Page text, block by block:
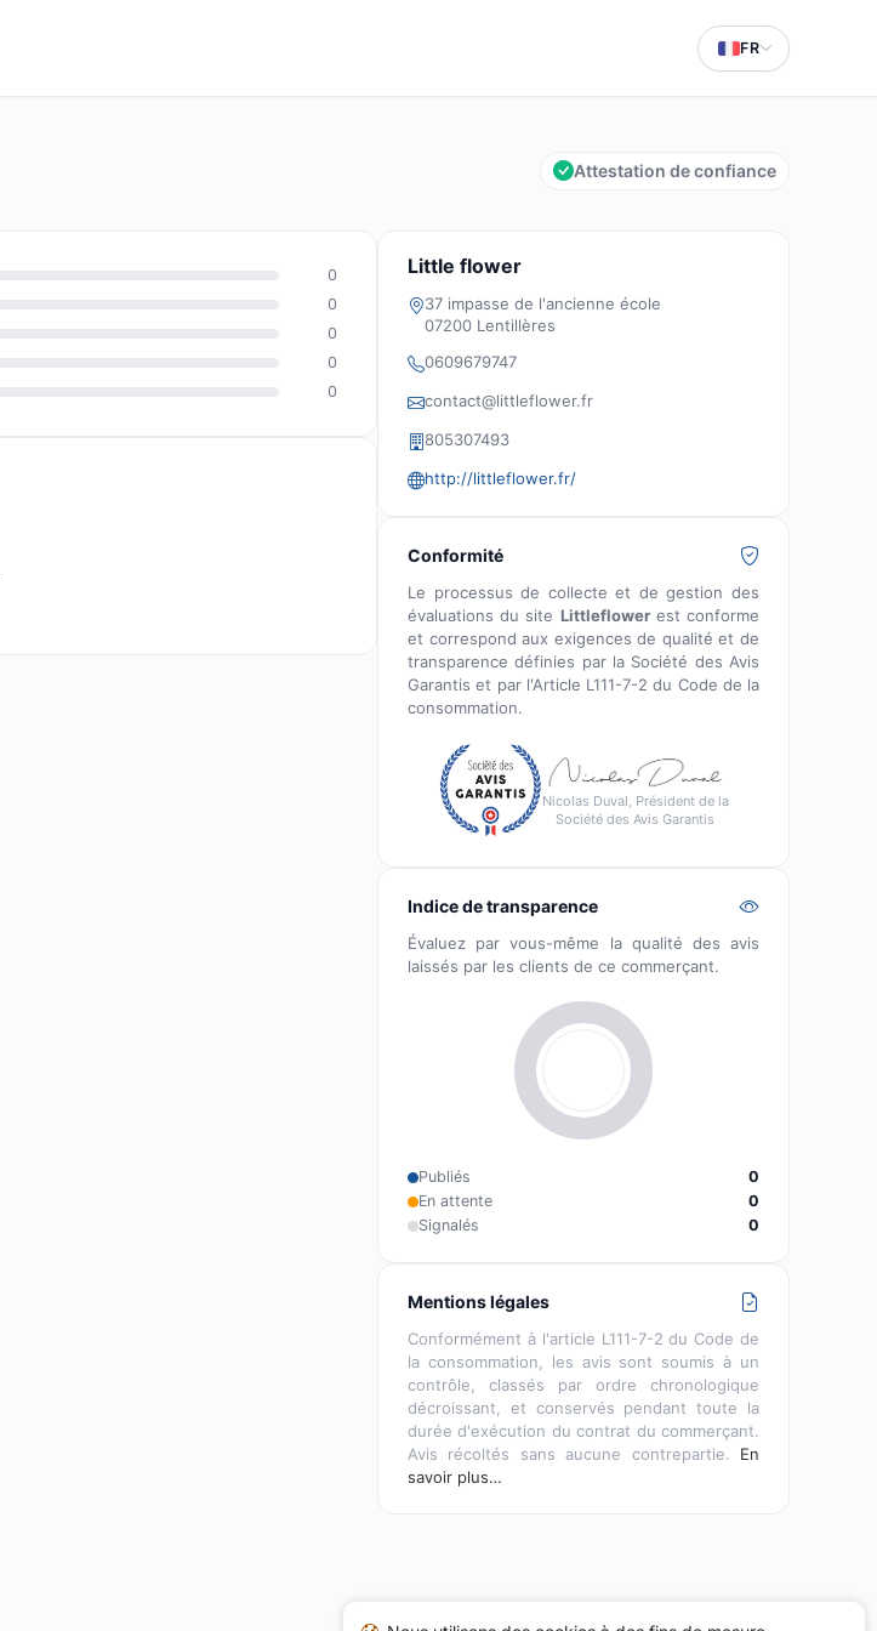
FR
Attestation de confiance
0
0
0
0
0
Little flower
37 impasse de l'ancienne école
07200 Lentillères
0609679747
contact@littleflower.fr
805307493
http://littleflower.fr/
Conformité
Le processus de collecte et de gestion des
évaluations du site Littleflowerest conforme
et correspond aux exigences de qualité et de
transparence définies par la Société des Avis
Garantis et par l'Article L111-7-2 du Code de la
consommation.
Nicolas Duval, Président de la
Société des Avis Garantis
Indice de transparence
Évaluez par vous-même la qualité des avis
laissés par les clients de ce commerçant.
Publiés
0
En attente
0
Signalés
0
Mentions légales
Conformément à l'article L111-7-2 du Code de
la consommation, les avis sont soumis à un
contrôle, classés par ordre chronologique
décroissant, et conservés pendant toute la
durée d'exécution du contrat du commerçant.
Avis récoltés sans aucune contrepartie. En
savoir plus…